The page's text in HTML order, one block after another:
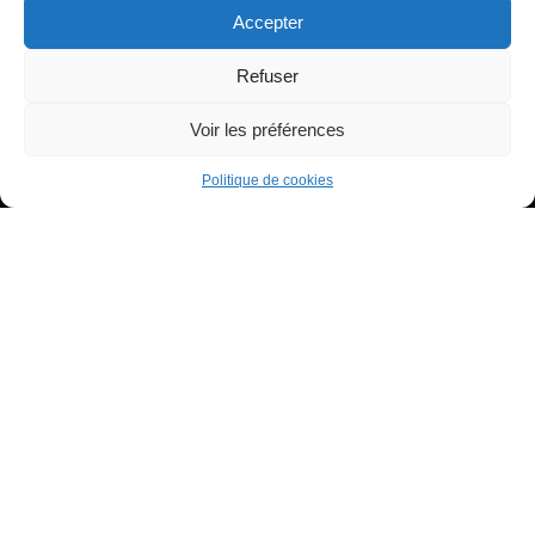
Accepter
Refuser
Voir les préférences
Politique de cookies
Tous droits réservés - Copyright 2022 Tiana à ton service
Politique de confidentialité